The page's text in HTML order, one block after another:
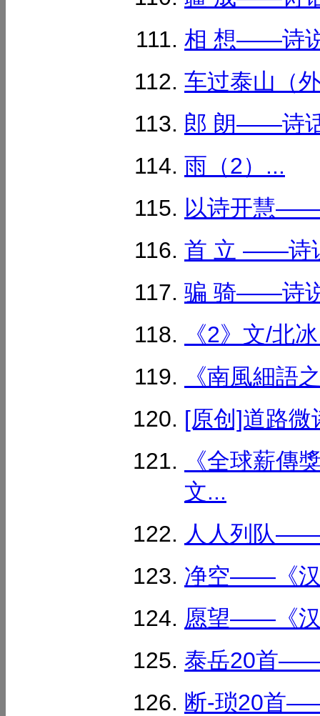
相 想——诗
车过泰山（
郎 朗——诗
雨（2）...
以诗开慧——
首 立 ——诗
骗 骑——诗
《2》文/北
《南風細語
[原创]道路
《全球薪傳
文...
人人列队——
净空——《汉
愿望——《汉
泰岳20首——
断-琐20首